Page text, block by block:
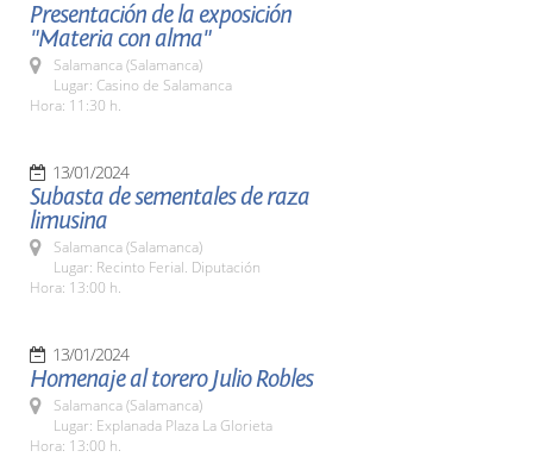
Presentación de la exposición
"Materia con alma"
Salamanca (Salamanca)
Lugar: Casino de Salamanca
Hora: 11:30 h.
13/01/2024
Subasta de sementales de raza
limusina
Salamanca (Salamanca)
Lugar: Recinto Ferial. Diputación
Hora: 13:00 h.
13/01/2024
Homenaje al torero Julio Robles
Salamanca (Salamanca)
Lugar: Explanada Plaza La Glorieta
Hora: 13:00 h.